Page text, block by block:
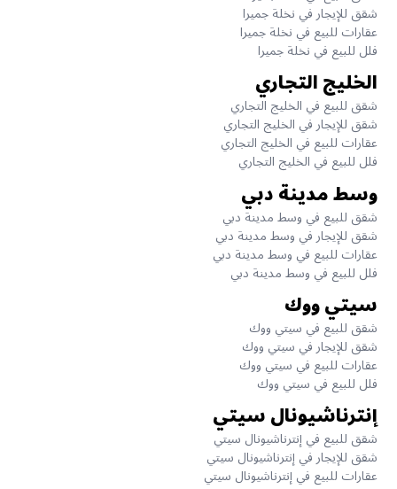
شقق للإيجار في نخلة جميرا
عقارات للبيع في نخلة جميرا
فلل للبيع في نخلة جميرا
الخليج التجاري
شقق للبيع في الخليج التجاري
شقق للإيجار في الخليج التجاري
عقارات للبيع في الخليج التجاري
فلل للبيع في الخليج التجاري
وسط مدينة دبي
شقق للبيع في وسط مدينة دبي
شقق للإيجار في وسط مدينة دبي
عقارات للبيع في وسط مدينة دبي
فلل للبيع في وسط مدينة دبي
سيتي ووك
شقق للبيع في سيتي ووك
شقق للإيجار في سيتي ووك
عقارات للبيع في سيتي ووك
فلل للبيع في سيتي ووك
إنترناشيونال سيتي
شقق للبيع في إنترناشيونال سيتي
شقق للإيجار في إنترناشيونال سيتي
عقارات للبيع في إنترناشيونال سيتي